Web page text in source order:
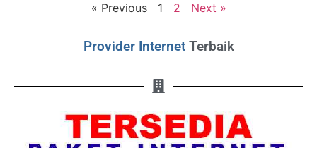
« Previous 1 2 Next »
Provider Internet Terbaik